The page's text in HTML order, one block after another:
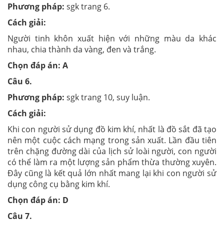
Phương pháp: sgk trang 6.
Cách giải:
Người tinh khôn xuất hiện với những màu da khác
nhau, chia thành da vàng, đen và trắng.
Chọn đáp án: A
Câu 6.
Phương pháp: sgk trang 10, suy luận.
Cách giải:
Khi con người sử dụng đồ kim khí, nhất là đồ sắt đã tạo
nên một cuộc cách mạng trong sản xuất. Lần đầu tiên
trên chặng đường dài của lịch sử loài người, con người
có thể làm ra một lượng sản phẩm thừa thường xuyên.
Đây cũng là kết quả lớn nhất mang lại khi con người sử
dụng công cụ bằng kim khí.
Chọn đáp án: D
Câu 7.